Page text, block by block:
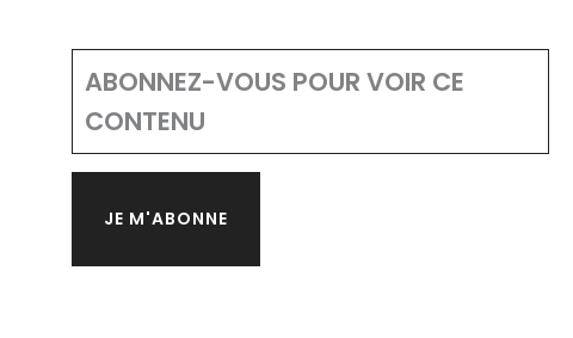
ABONNEZ-VOUS POUR VOIR CE
CONTENU
JE M'ABONNE